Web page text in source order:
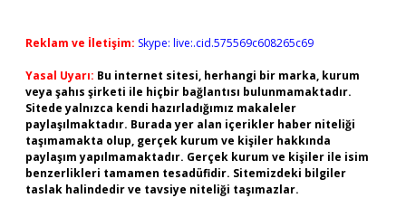
Reklam ve İletişim: Skype: live:.cid.575569c608265c69
Yasal Uyarı: Bu internet sitesi, herhangi bir marka, kurum
veya şahıs şirketi ile hiçbir bağlantısı bulunmamaktadır.
Sitede yalnızca kendi hazırladığımız makaleler
paylaşılmaktadır. Burada yer alan içerikler haber niteliği
taşımamakta olup, gerçek kurum ve kişiler hakkında
paylaşım yapılmamaktadır. Gerçek kurum ve kişiler ile isim
benzerlikleri tamamen tesadüfidir. Sitemizdeki bilgiler
taslak halindedir ve tavsiye niteliği taşımazlar.